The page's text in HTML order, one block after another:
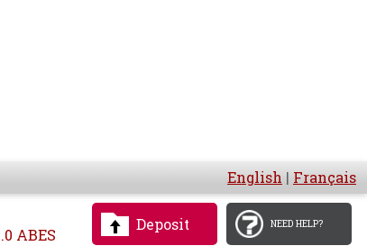
English | Français
Deposit NEED HELP?
ABES